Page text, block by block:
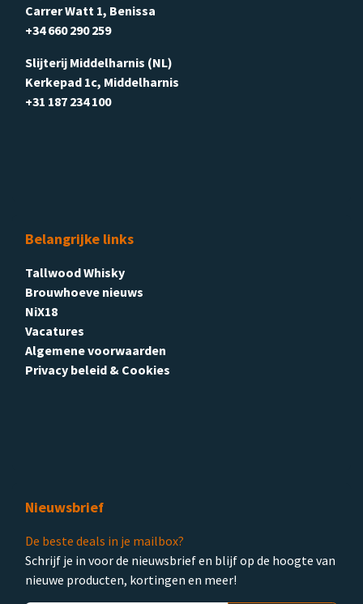
Carrer Watt 1, Benissa
+34 660 290 259
Slijterij Middelharnis (NL)
Kerkepad 1c, Middelharnis
+31 187 234 100
Belangrijke links
Tallwood Whisky
Brouwhoeve nieuws
NiX18
Vacatures
Algemene voorwaarden
Privacy beleid & Cookies
Nieuwsbrief
De beste deals in je mailbox?
Schrijf je in voor de nieuwsbrief en blijf op de hoogte van
nieuwe producten, kortingen en meer!